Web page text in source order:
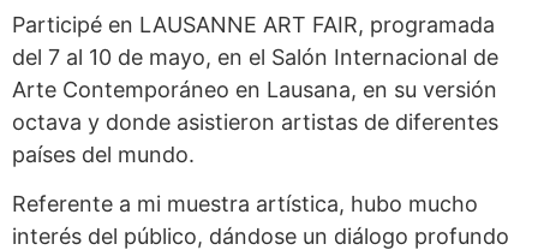
Participé en LAUSANNE ART FAIR, programada
del 7 al 10 de mayo, en el Salón Internacional de
Arte Contemporáneo en Lausana, en su versión
octava y donde asistieron artistas de diferentes
países del mundo.
Referente a mi muestra artística, hubo mucho
interés del público, dándose un diálogo profundo